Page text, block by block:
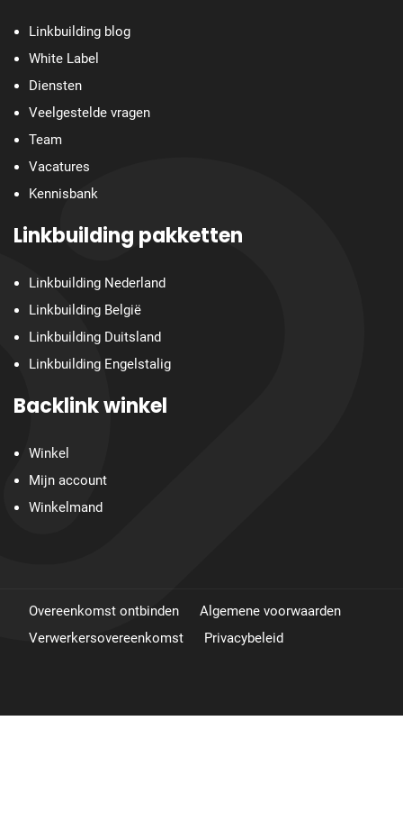
Linkbuilding blog
White Label
Diensten
Veelgestelde vragen
Team
Vacatures
Kennisbank
Linkbuilding pakketten
Linkbuilding Nederland
Linkbuilding België
Linkbuilding Duitsland
Linkbuilding Engelstalig
Backlink winkel
Winkel
Mijn account
Winkelmand
Overeenkomst ontbinden
Algemene voorwaarden
Verwerkersovereenkomst
Privacybeleid